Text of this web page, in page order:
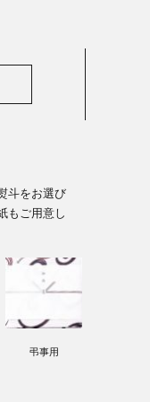
斗をお選び
もご用意し
弔事用